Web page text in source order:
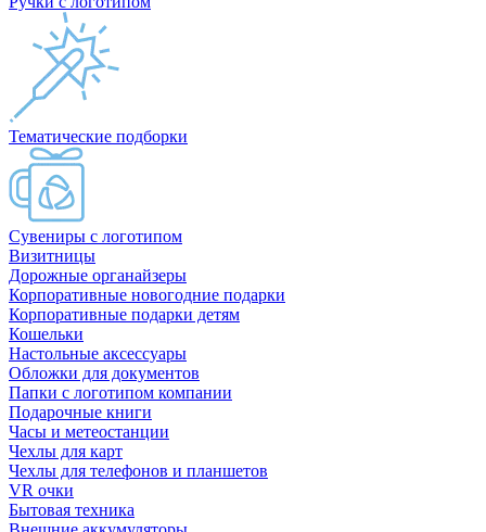
Тематические подборки
Сувениры с логотипом
Визитницы
Дорожные органайзеры
Корпоративные новогодние подарки
Корпоративные подарки детям
Кошельки
Настольные аксессуары
Обложки для документов
Папки с логотипом компании
Подарочные книги
Часы и метеостанции
Чехлы для карт
Чехлы для телефонов и планшетов
VR очки
Бытовая техника